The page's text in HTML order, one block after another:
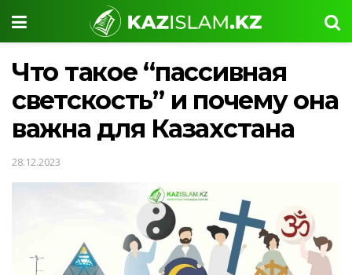
Что такое “пассивная
светскость” и почему она
важна для Казахстана
28.12.2023